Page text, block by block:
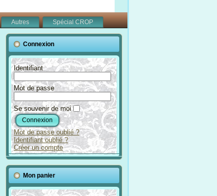
Autres
Spécial CROP
Connexion
Identifiant
Mot de passe
Se souvenir de moi
Mot de passe oublié ?
Identifiant oublié ?
Créer un compte
Mon panier